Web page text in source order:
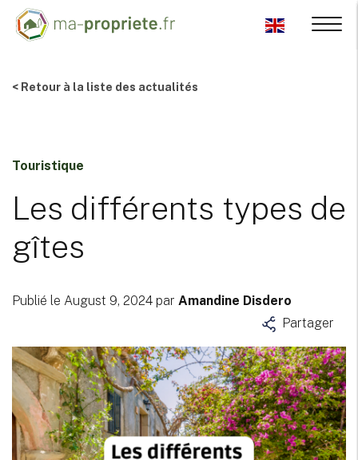
< Retour à la liste des actualités
Touristique
Les différents types de
gîtes
Publié le August 9, 2024 par Amandine Disdero
Partager